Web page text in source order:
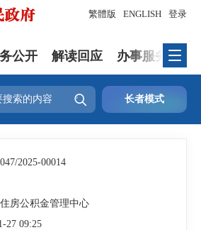
登录
繁體版 ENGLISH
公开 解读回应 办事服务
 长者模式
2025-00014
房公积金管理中心
27 09:25